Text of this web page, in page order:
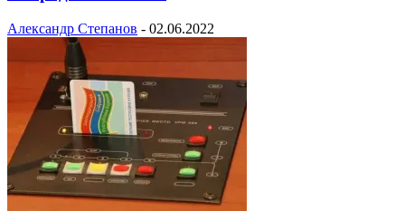
Александр Степанов - 02.06.2022